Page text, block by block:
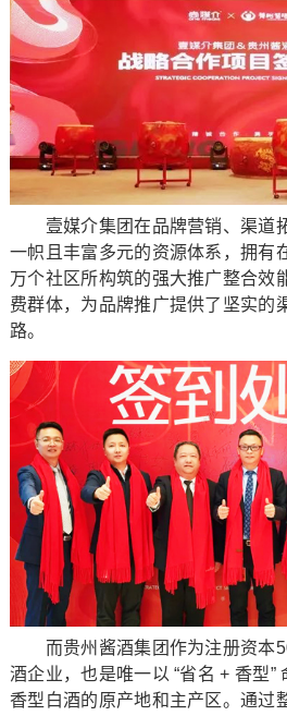
壹媒介集团在品牌营销、渠道
一帜且丰富多元的资源体系，拥有
万个社区所构筑的强大推广整合效
费群体，为品牌推广提供了坚实的
路。
而贵州酱酒集团作为注册资本
酒企业，也是唯一以 “省名 + 香型”
香型白酒的原产地和主产区。通过